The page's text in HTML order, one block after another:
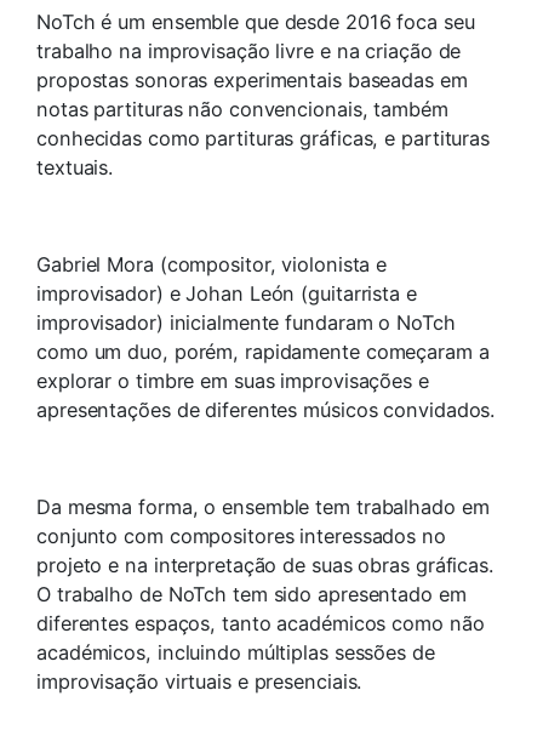
NoTch é um ensemble que desde 2016 foca seu
trabalho na improvisação livre e na criação de
propostas sonoras experimentais baseadas em
notas partituras não convencionais, também
conhecidas como partituras gráficas, e partituras
textuais.
Gabriel Mora (compositor, violonista e
improvisador) e Johan León (guitarrista e
improvisador) inicialmente fundaram o NoTch
como um duo, porém, rapidamente começaram a
explorar o timbre em suas improvisações e
apresentações de diferentes músicos convidados.
Da mesma forma, o ensemble tem trabalhado em
conjunto com compositores interessados ​​no
projeto e na interpretação de suas obras gráficas.
O trabalho de NoTch tem sido apresentado em
diferentes espaços, tanto académicos como não
académicos, incluindo múltiplas sessões de
improvisação virtuais e presenciais.